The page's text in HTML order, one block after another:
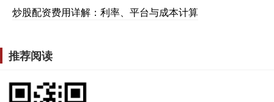
炒股配资费用详解：利率、平台与成本计算
推荐阅读